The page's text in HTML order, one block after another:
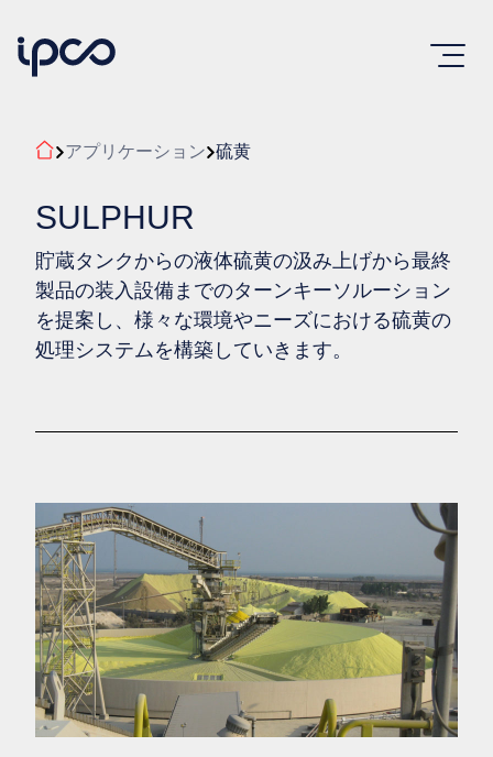
アプリケーション 硫黄
SULPHUR
貯蔵タンクからの液体硫黄の汲み上げから最終
製品の装入設備までのターンキーソルーション
を提案し、様々な環境やニーズにおける硫黄の
処理システムを構築していきます。